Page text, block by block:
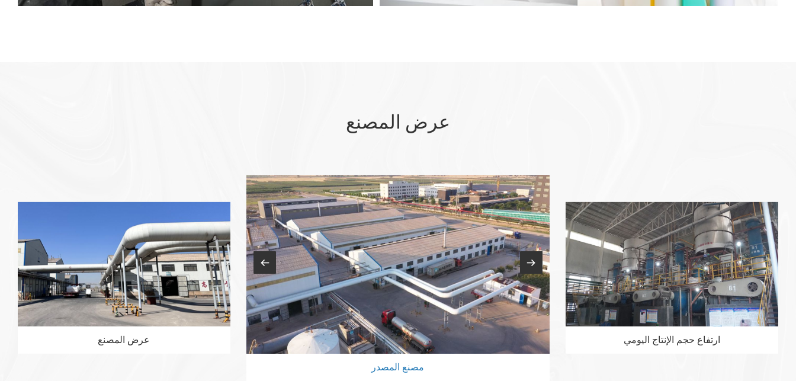
عرض المصنع
عرض
المصنع
مصنع المصدر
ارتفاع حجم الإنتاج اليومي
قابلة للتطبيق على نطاق واسع
مصدر
جودة
البضائع